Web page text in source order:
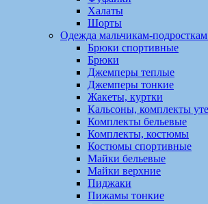
Халаты
Шорты
Одежда мальчикам-
Брюки спортивные
Брюки
Джемперы теплые
Джемперы тонкие
Жакеты, куртки
Кальсоны, комплекты
Комплекты бельевые
Комплекты, костюмы
Костюмы спортивные
Майки бельевые
Майки верхние
Пиджаки
Пижамы тонкие